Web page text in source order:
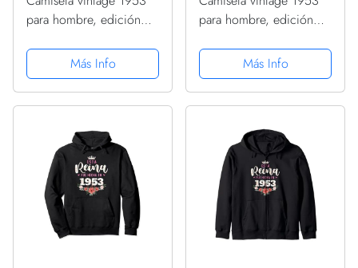
para hombre, edición
1953 Sudadera
Más Info
para hombre, edición
1953 Sudadera
Más Info